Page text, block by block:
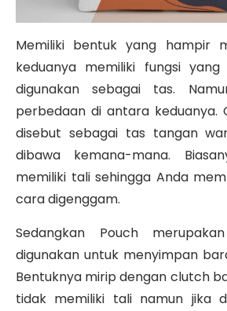
Memiliki bentuk yang hampir
keduanya memiliki fungsi
digunakan sebagai tas.
perbedaan di antara keduanya.
disebut sebagai tas tangan
dibawa kemana-mana.
memiliki tali sehingga Anda
cara digenggam.
Sedangkan Pouch
digunakan untuk menyimpan
Bentuknya mirip dengan clutch
tidak memiliki tali namun jika